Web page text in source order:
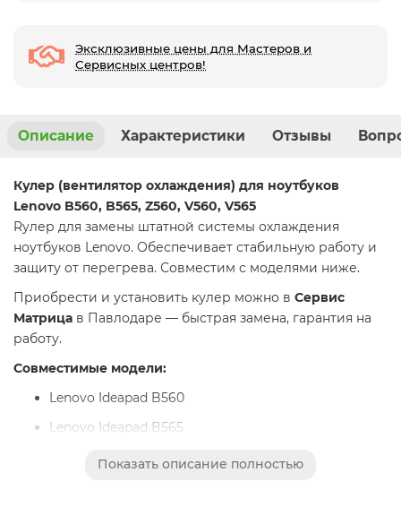
Эксклюзивные цены для Мастеров и
Сервисных центров!
Описание Характеристики Отзывы
Кулер (вентилятор охлаждения) для ноутбуков
Lenovo B560, B565, Z560, V560, V565
Rулер для замены штатной системы охлаждения
ноутбуков Lenovo. Обеспечивает стабильную работу и
защиту от перегрева. Совместим с моделями ниже.
Приобрести и установить кулер можно в Сервис
Матрица в Павлодаре — быстрая замена, гарантия на
работу.
Совместимые модели:
Lenovo Ideapad B560
Lenovo Ideapad B565
Lenovo Ideapad V560
Показать описание полностью